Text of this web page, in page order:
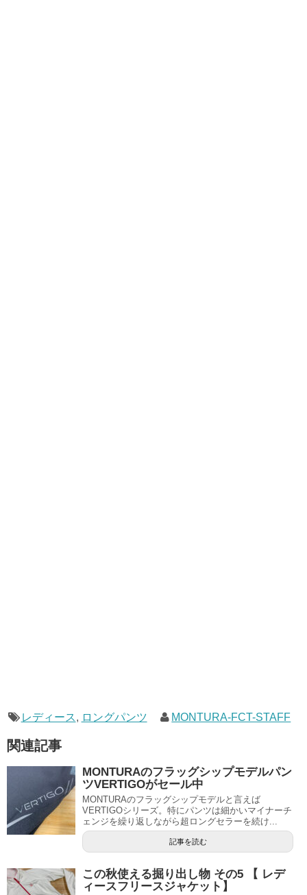
レディース, ロングパンツ MONTURA-FCT-STAFF
関連記事
MONTURAのフラッグシップモデルパン
ツVERTIGOがセール中
MONTURAのフラッグシップモデルと言えば
VERTIGOシリーズ。特にパンツは細かいマイナーチ
ェンジを繰り返しながら超ロングセラーを続け...
記事を読む
この秋使える掘り出し物 その5 【 レデ
ィースフリースジャケット】